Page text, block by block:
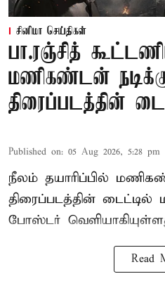
சினிமா செய்திகள்
பா.ரஞ்சித்
மணிகண்டன்
திரைப்படத்தின்
Published on: 05 Aug 2026, 5:28 pm
நீலம் தயாரிப்பில்
திரைப்படத்தின் டைட்டில்
போஸ்டர்
Read